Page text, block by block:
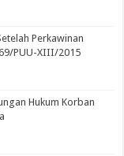
Perkawinan
PUU-XIII/2015
Hukum Korban